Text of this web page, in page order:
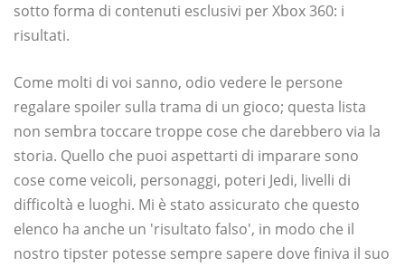
sotto forma di contenuti esclusivi per Xbox 360: i
risultati.
Come molti di voi sanno, odio vedere le persone
regalare spoiler sulla trama di un gioco; questa lista
non sembra toccare troppe cose che darebbero via la
storia. Quello che puoi aspettarti di imparare sono
cose come veicoli, personaggi, poteri Jedi, livelli di
difficoltà e luoghi. Mi è stato assicurato che questo
elenco ha anche un 'risultato falso', in modo che il
nostro tipster potesse sempre sapere dove finiva il suo